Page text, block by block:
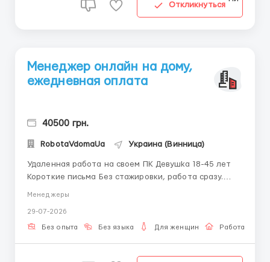
Откликнуться
Менеджер онлайн на дому,
ежедневная оплата
40500 грн.
RobotaVdomaUa Украина (Винница)
Удаленная работа на своем ПК Дeвушkа 18-45 лет
Короткие письма Без стажировки, работа сразу.
Менеджеры
29-07-2026
Без опыта Без языка Для женщин Работа